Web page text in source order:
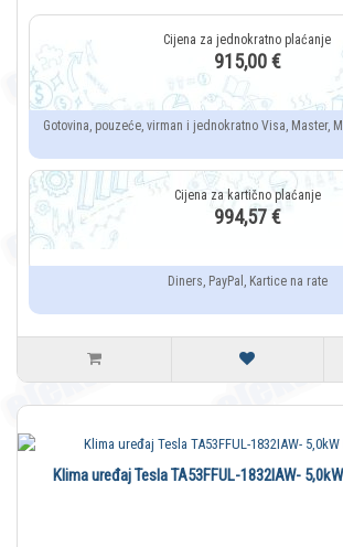
915,00 €
Gotovina, pouzeće, virman i jednokratno Visa, Master,
994,57 €
Diners, PayPal, Kartice na rate
Klima uređaj Tesla TA53FFUL-1832IAW-